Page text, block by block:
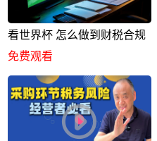
看世界杯 怎么做到财税合规
免费观看